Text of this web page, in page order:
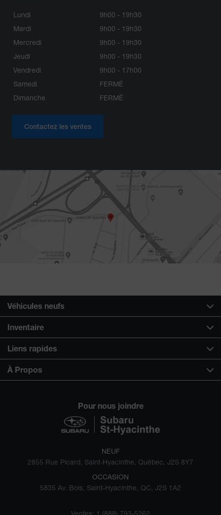
Lundi
9h00 - 19h30
Mardi
9h00 - 19h30
Mercredi
9h00 - 19h30
Jeudi
9h00 - 19h30
Vendredi
9h00 - 17h00
Samedi
FERMÉ
Dimanche
FERMÉ
Contactez les ventes
Pour nous joindre
NEUF
2855 Rue Picard, Saint-Hyacinthe, Québec, J2S 8Y7
OCCASION
5835 Av. Bois, Saint-Hyacinthe, QC, J2S 1A2
Ventes: 1 (888) 793-5262
Véhicules neufs
Inventaire
Liens rapides
À Propos